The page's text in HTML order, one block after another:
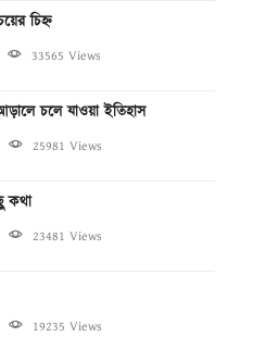
চিহ্ন
33565 Views
চলে যাওয়া ইতিহাস
25981 Views
কথা
23481 Views
19235 Views